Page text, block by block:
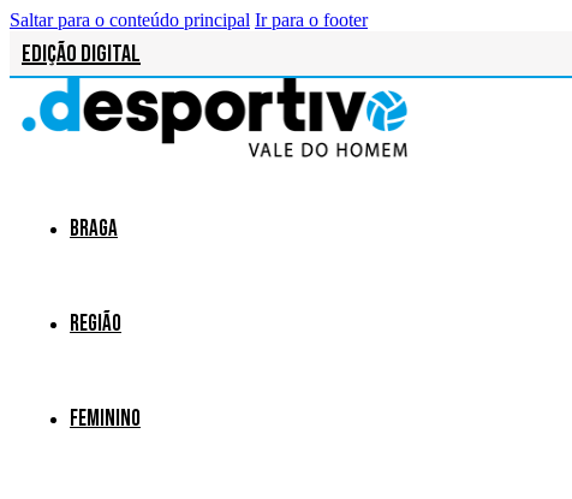
Saltar para o conteúdo principal Ir para o footer
Edição Digital
Braga
Região
Feminino